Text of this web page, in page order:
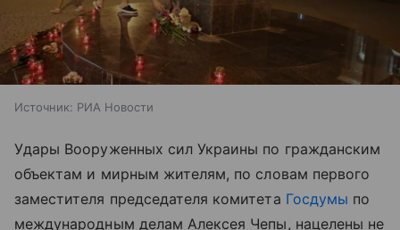
Источник: РИА Новости
Удары Вооруженных сил Украины по гражданским
объектам и мирным жителям, по словам первого
заместителя председателя комитета Госдумы по
международным делам Алексея Чепы, нацелены не